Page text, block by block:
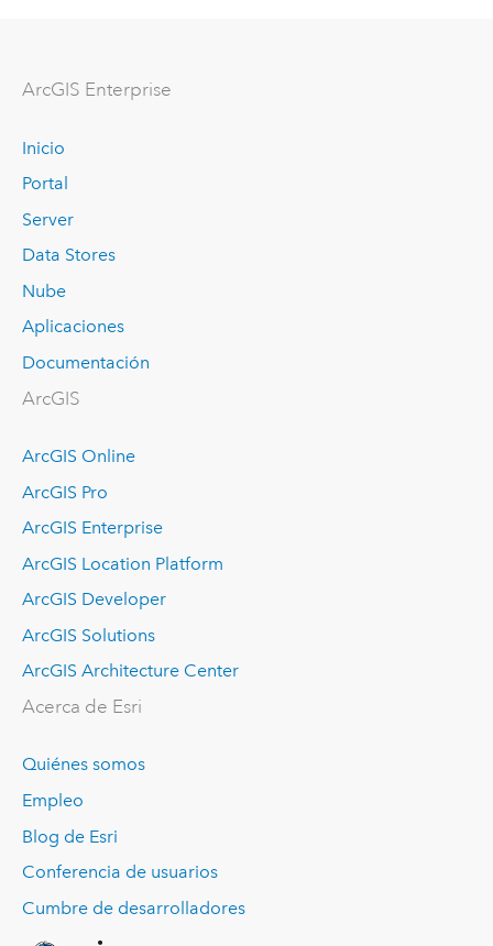
ArcGIS Enterprise
Inicio
Portal
Server
Data Stores
Nube
Aplicaciones
Documentación
ArcGIS
ArcGIS Online
ArcGIS Pro
ArcGIS Enterprise
ArcGIS Location Platform
ArcGIS Developer
ArcGIS Solutions
ArcGIS Architecture Center
Acerca de Esri
Quiénes somos
Empleo
Blog de Esri
Conferencia de usuarios
Cumbre de desarrolladores